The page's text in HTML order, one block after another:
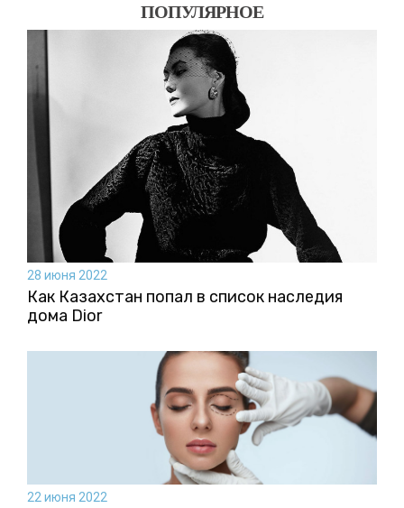
ПОПУЛЯРНОЕ
28 июня 2022
Как Казахстан попал в список наследия
дома Dior
22 июня 2022